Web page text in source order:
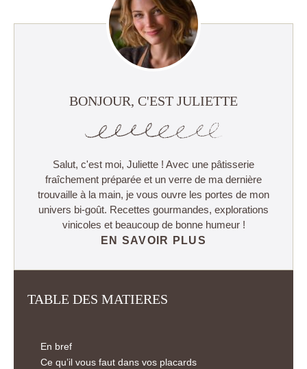
BONJOUR, C'EST JULIETTE
Salut, c'est moi, Juliette ! Avec une pâtisserie
fraîchement préparée et un verre de ma dernière
trouvaille à la main, je vous ouvre les portes de mon
univers bi-goût. Recettes gourmandes, explorations
vinicoles et beaucoup de bonne humeur !
EN SAVOIR PLUS
TABLE DES MATIERES
En bref
Ce qu’il vous faut dans vos placards